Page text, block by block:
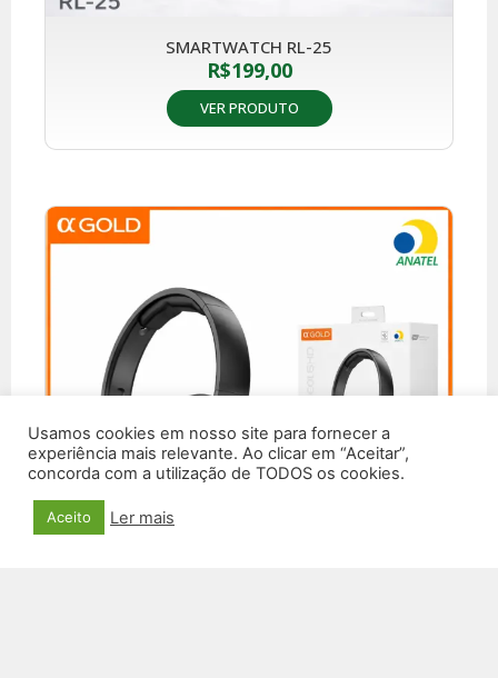
SMARTWATCH RL-25
R$199,00
VER PRODUTO
Usamos cookies em nosso site para fornecer a
experiência mais relevante. Ao clicar em “Aceitar”,
concorda com a utilização de TODOS os cookies.
Aceito Ler mais